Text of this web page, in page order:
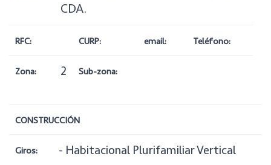
CDA.
RFC: CURP: email: Teléfono:
Zona: 2 Sub-zona:
CONSTRUCCIÓN
Giros: - Habitacional Plurifamiliar Vertical